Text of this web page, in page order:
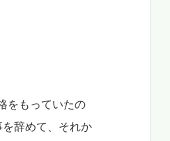
をもっていたの
辞めて、それか